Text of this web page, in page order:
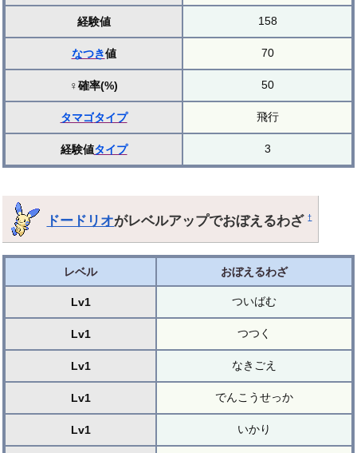
経験値 158
なつき値 70
♀確率(%) 50
タマゴタイプ 飛行
経験値タイプ 3
ドードリオがレベルアップでおぼえるわざ†
レベル おぼえるわざ
Lv1 ついばむ
Lv1 つつく
Lv1 なきごえ
Lv1 でんこうせっか
Lv1 いかり